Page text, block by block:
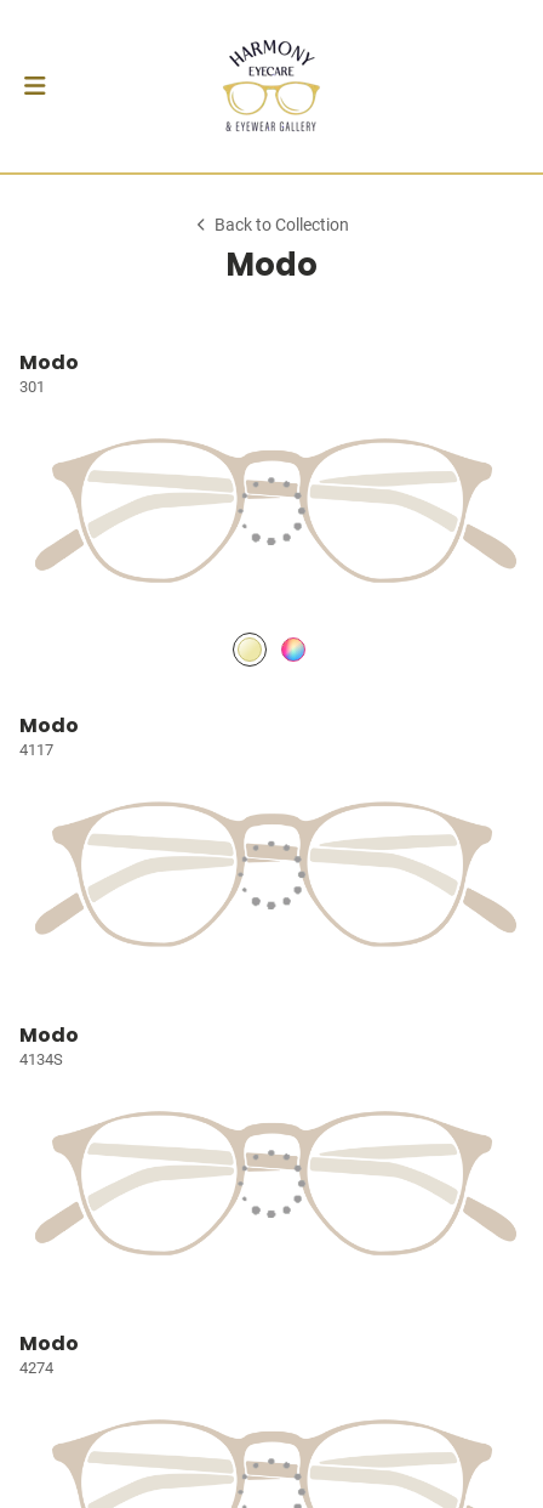
Back to Collection
Modo
Modo
301
Modo
4117
Modo
4134S
Modo
4274